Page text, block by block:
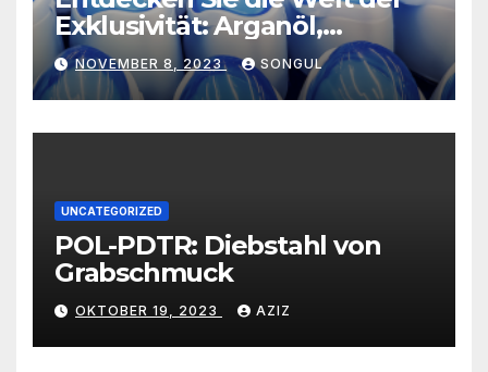
Exklusivität: Arganöl,
Kaktusfeigenkernöl und
Schwarzkümmelöl von
vertrauenswürdigen
Großhändlern und Anbietern
NOVEMBER 8, 2023 SONGUL
UNCATEGORIZED
POL-PDTR: Diebstahl von
Grabschmuck
OKTOBER 19, 2023 AZIZ